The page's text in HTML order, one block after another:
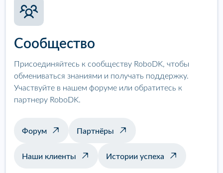
Сообщество
Присоединяйтесь к сообществу RoboDK, чтобы
обмениваться знаниями и получать поддержку.
Участвуйте в нашем форуме или обратитесь к
партнеру RoboDK.
Форум Партнёры
Наши клиенты Истории успеха